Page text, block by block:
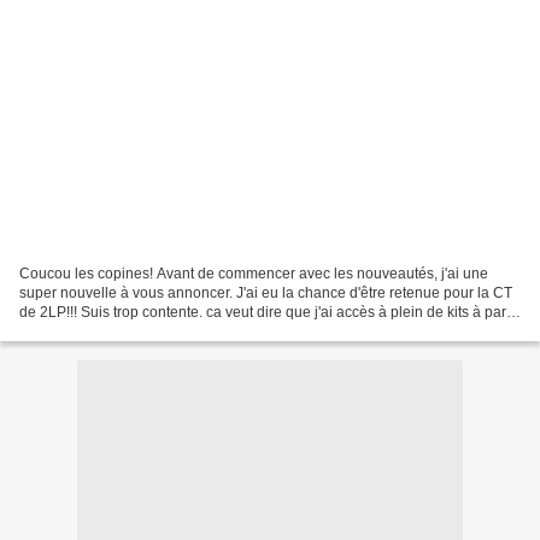
Coucou les copines! Avant de commencer avec les nouveautés, j'ai une
super nouvelle à vous annoncer. J'ai eu la chance d'être retenue pour la CT
de 2LP!!! Suis trop contente. ca veut dire que j'ai accès à plein de kits à partir